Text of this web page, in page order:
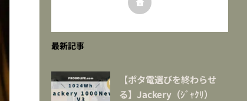
最新記事
【ポタ電選びを終わらせ
る】Jackery（ｼﾞｬｸﾘ）